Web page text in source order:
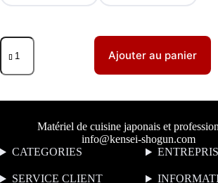
Ajouter au panier
Matériel de cuisine japonais et
info@kensei-shogun.com
CATEGORIES
SERVICE CLIENT I